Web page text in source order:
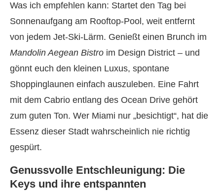
Was ich empfehlen kann: Startet den Tag bei
Sonnenaufgang am Rooftop-Pool, weit entfernt
von jedem Jet-Ski-Lärm. Genießt einen Brunch im
Mandolin Aegean Bistro im Design District – und
gönnt euch den kleinen Luxus, spontane
Shoppinglaunen einfach auszuleben. Eine Fahrt
mit dem Cabrio entlang des Ocean Drive gehört
zum guten Ton. Wer Miami nur „besichtigt“, hat die
Essenz dieser Stadt wahrscheinlich nie richtig
gespürt.
Genussvolle Entschleunigung: Die
Keys und ihre entspannten